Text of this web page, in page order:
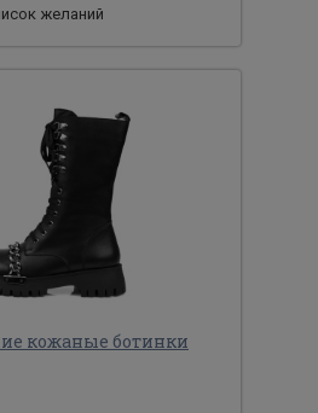
желаний
кожаные ботинки